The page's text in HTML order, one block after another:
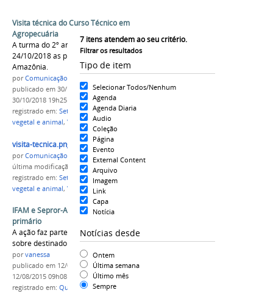
7 itens atendem ao seu critério.
Filtrar os resultados
Tipo de item
Selecionar Todos/Nenhum
Agenda
Agenda Diaria
Audio
Coleção
Página
Evento
External Content
Arquivo
Imagem
Link
Capa
Notícia
Notícias desde
Ontem
Última semana
Último mês
Sempre
Visita técnica do Curso Técnico em
Agropecuária
A turma do 2º ano integrado visitou em
24/10/2018 as propriedades rurais na Vila
Amazônia.
porComunicação CPR
publicado em 30/10/2018—última modificaçãoem
30/10/2018 19h25
registrado em: Setor Primário,Setores de produção
vegetal e animal, Visita Técnica
visita-tecnica.png
porComunicação CPR
última modificação
em 30/10/2018 19h25
registrado em: Setor Primário
vegetal e animal, Visita Técnica
IFAM e Sepror-AM viabilizam cursos para setor
primário
A ação faz parte do Plano Safra, investimento
sobre destinado aos produtores rurais da região
porvanessa
publicado em 12/08/2015 —última modificação
12/08/2015 09h08
registrado em: Qualificação,Cursos de formação